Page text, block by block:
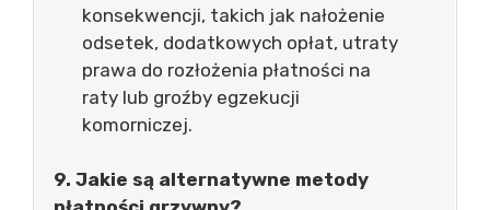
konsekwencji, takich jak nałożenie
odsetek, dodatkowych opłat, utraty
prawa do rozłożenia płatności na
raty lub groźby egzekucji
komorniczej.
9. Jakie są alternatywne metody